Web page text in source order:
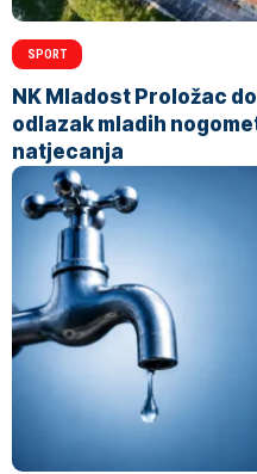
SPORT
NK Mladost Proložac
odlazak mladih
natjecanja